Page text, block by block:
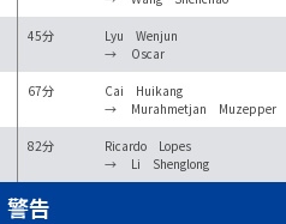
45分
Lyu Wenjun
→
Oscar
67分
Cai Huikang
→
Murahmetjan Muzepper
82分
Ricardo Lopes
→
Li Shenglong
警告